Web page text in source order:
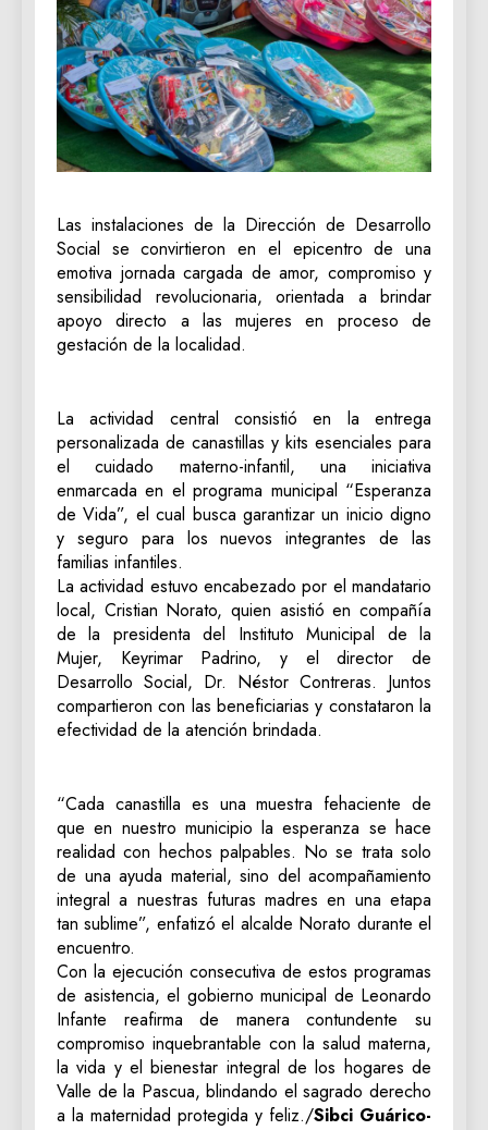
Las instalaciones de la Dirección de Desarrollo
Social se convirtieron en el epicentro de una
emotiva jornada cargada de amor, compromiso y
sensibilidad revolucionaria, orientada a brindar
apoyo directo a las mujeres en proceso de
gestación de la localidad.
La actividad central consistió en la entrega
personalizada de canastillas y kits esenciales para
el cuidado materno-infantil, una iniciativa
enmarcada en el programa municipal “Esperanza
de Vida”, el cual busca garantizar un inicio digno
y seguro para los nuevos integrantes de las
familias infantiles.
La actividad estuvo encabezado por el mandatario
local, Cristian Norato, quien asistió en compañía
de la presidenta del Instituto Municipal de la
Mujer, Keyrimar Padrino, y el director de
Desarrollo Social, Dr. Néstor Contreras. Juntos
compartieron con las beneficiarias y constataron la
efectividad de la atención brindada.
“Cada canastilla es una muestra fehaciente de
que en nuestro municipio la esperanza se hace
realidad con hechos palpables. No se trata solo
de una ayuda material, sino del acompañamiento
integral a nuestras futuras madres en una etapa
tan sublime”, enfatizó el alcalde Norato durante el
encuentro.
Con la ejecución consecutiva de estos programas
de asistencia, el gobierno municipal de Leonardo
Infante reafirma de manera contundente su
compromiso inquebrantable con la salud materna,
la vida y el bienestar integral de los hogares de
Valle de la Pascua, blindando el sagrado derecho
a la maternidad protegida y feliz./Sibci Guárico-